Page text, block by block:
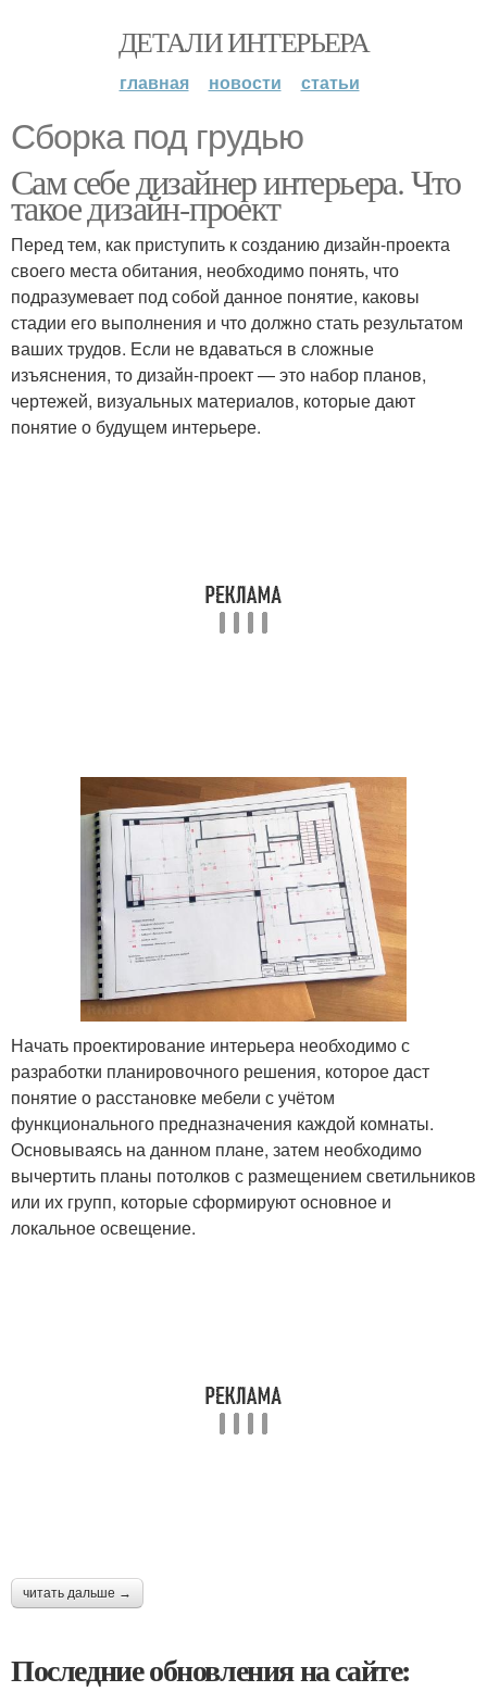
ДЕТАЛИ ИНТЕРЬЕРА
главная новости статьи
Сборка под грудью
Сам себе дизайнер интерьера. Что
такое дизайн-проект
Перед тем, как приступить к созданию дизайн-проекта
своего места обитания, необходимо понять, что
подразумевает под собой данное понятие, каковы
стадии его выполнения и что должно стать результатом
ваших трудов. Если не вдаваться в сложные
изъяснения, то дизайн-проект — это набор планов,
чертежей, визуальных материалов, которые дают
понятие о будущем интерьере.
Начать проектирование интерьера необходимо с
разработки планировочного решения, которое даст
понятие о расстановке мебели с учётом
функционального предназначения каждой комнаты.
Основываясь на данном плане, затем необходимо
вычертить планы потолков с размещением светильников
или их групп, которые сформируют основное и
локальное освещение.
читать дальше →
Последние обновления на сайте: